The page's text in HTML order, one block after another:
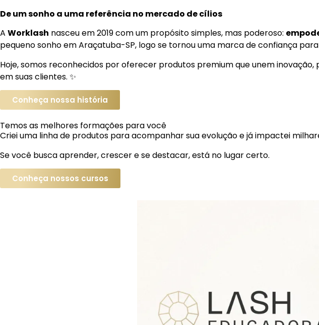
De um sonho a uma referência no mercado de cílios
A Worklash nasceu em 2019 com um propósito simples, mas poderoso:
pequeno sonho em Araçatuba-SP, logo se tornou uma marca de confiança
Hoje, somos reconhecidos por oferecer produtos premium que unem
em suas clientes. ✨
Conheça nossa história
Temos as melhores formações para você
Criei uma linha de produtos para acompanhar sua evolução e já impactei
Se você busca aprender, crescer e se destacar, está no lugar certo.
Conheça nossos cursos